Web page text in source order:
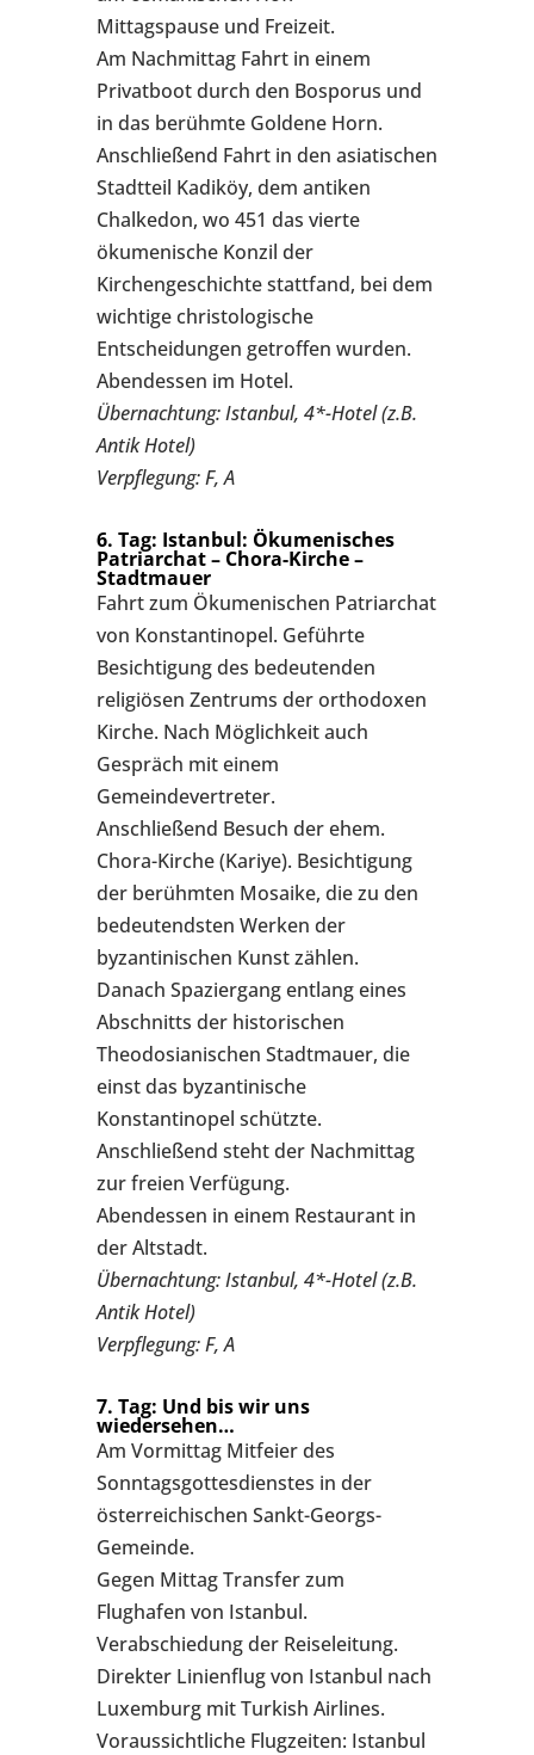
Mittagspause und Freizeit.
Am Nachmittag Fahrt in einem
Privatboot durch den Bosporus und
in das berühmte Goldene Horn.
Anschließend Fahrt in den asiatischen
Stadtteil Kadiköy, dem antiken
Chalkedon, wo 451 das vierte
ökumenische Konzil der
Kirchengeschichte stattfand, bei dem
wichtige christologische
Entscheidungen getroffen wurden.
Abendessen im Hotel.
Übernachtung: Istanbul, 4*-Hotel (z.B.
Antik Hotel)
Verpflegung: F, A
6. Tag: Istanbul: Ökumenisches
Patriarchat – Chora-Kirche –
Stadtmauer
Fahrt zum Ökumenischen Patriarchat
von Konstantinopel. Geführte
Besichtigung des bedeutenden
religiösen Zentrums der orthodoxen
Kirche. Nach Möglichkeit auch
Gespräch mit einem
Gemeindevertreter.
Anschließend Besuch der ehem.
Chora-Kirche (Kariye). Besichtigung
der berühmten Mosaike, die zu den
bedeutendsten Werken der
byzantinischen Kunst zählen.
Danach Spaziergang entlang eines
Abschnitts der historischen
Theodosianischen Stadtmauer, die
einst das byzantinische
Konstantinopel schützte.
Anschließend steht der Nachmittag
zur freien Verfügung.
Abendessen in einem Restaurant in
der Altstadt.
Übernachtung: Istanbul, 4*-Hotel (z.B.
Antik Hotel)
Verpflegung: F, A
7. Tag: Und bis wir uns
wiedersehen…
Am Vormittag Mitfeier des
Sonntagsgottesdienstes in der
österreichischen Sankt-Georgs-
Gemeinde.
Gegen Mittag Transfer zum
Flughafen von Istanbul.
Verabschiedung der Reiseleitung.
Direkter Linienflug von Istanbul nach
Luxemburg mit Turkish Airlines.
Voraussichtliche Flugzeiten: Istanbul